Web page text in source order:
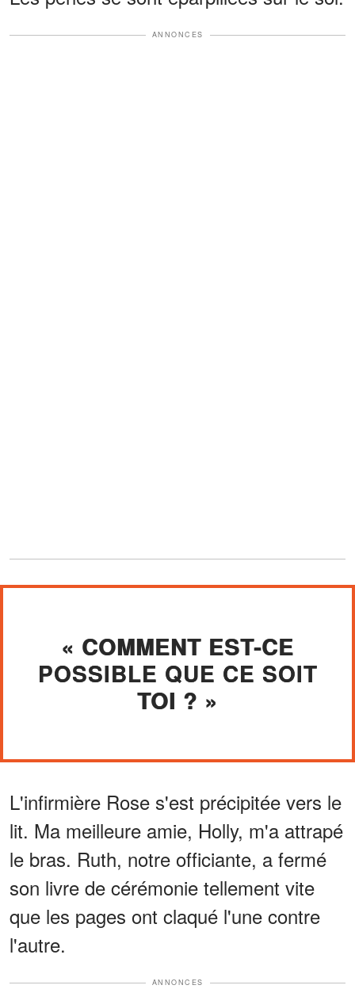
ANNONCES
« COMMENT EST-CE
POSSIBLE QUE CE SOIT
TOI ? »
L'infirmière Rose s'est précipitée vers le
lit. Ma meilleure amie, Holly, m'a attrapé
le bras. Ruth, notre officiante, a fermé
son livre de cérémonie tellement vite
que les pages ont claqué l'une contre
l'autre.
ANNONCES